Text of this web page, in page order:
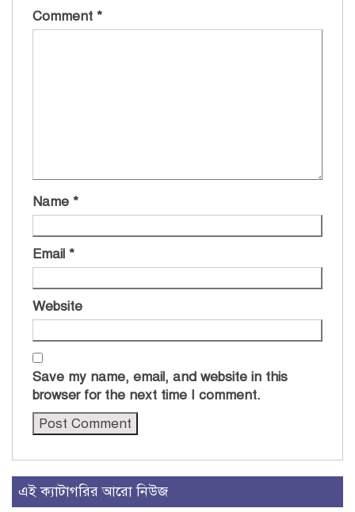
Comment *
Name *
Email *
Website
Save my name, email, and website in this
browser for the next time I comment.
এই ক্যাটাগরির আরো নিউজ